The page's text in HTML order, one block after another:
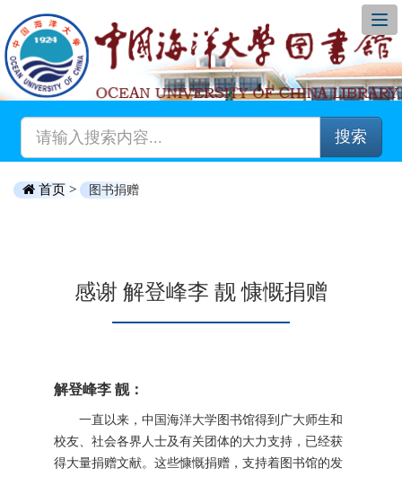
搜索
首页 > 图书捐赠
感谢 解登峰李 靓 慷慨捐赠
解登峰李 靓：
一直以来，中国海洋大学图书馆得到广大师生和
校友、社会各界人士及有关团体的大力支持，已经获
得大量捐赠文献。这些慷慨捐赠，支持着图书馆的发